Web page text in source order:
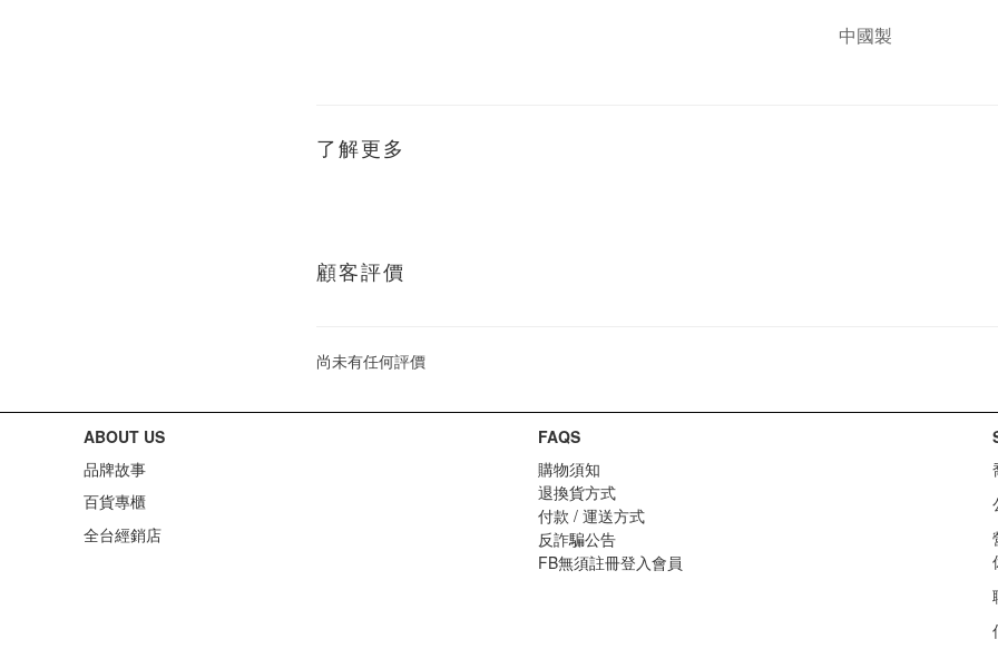
中國製
了解更多
顧客評價
尚未有任何評價
ABOUT US
品牌故事
百貨專櫃
全台經銷店
FAQS
購物須知
退換貨方式
付款 / 運送方式
反詐騙公告
FB無須註冊登入會員